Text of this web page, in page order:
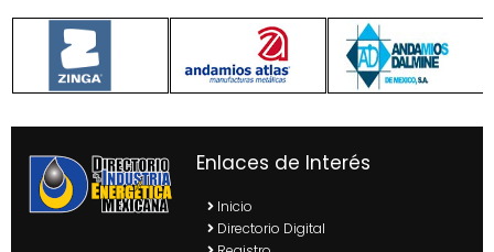
Enlaces de Interés
Inicio
Directorio Digital